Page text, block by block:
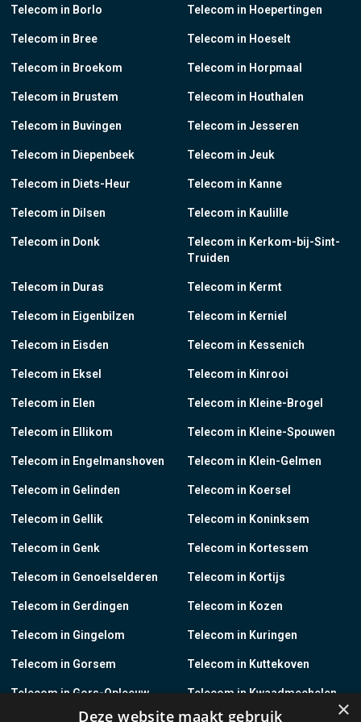
Telecom in Borlo
Telecom in Bree
Telecom in Broekom
Telecom in Brustem
Telecom in Buvingen
Telecom in Diepenbeek
Telecom in Diets-Heur
Telecom in Dilsen
Telecom in Donk
Telecom in Duras
Telecom in Eigenbilzen
Telecom in Eisden
Telecom in Eksel
Telecom in Elen
Telecom in Ellikom
Telecom in Engelmanshoven
Telecom in Gelinden
Telecom in Gellik
Telecom in Genk
Telecom in Genoelselderen
Telecom in Gerdingen
Telecom in Gingelom
Telecom in Gorsem
Telecom in Gors-Opleeuw
Telecom in Hoepertingen
Telecom in Hoeselt
Telecom in Horpmaal
Telecom in Houthalen
Telecom in Jesseren
Telecom in Jeuk
Telecom in Kanne
Telecom in Kaulille
Telecom in Kerkom-bij-Sint-
Truiden
Telecom in Kermt
Telecom in Kerniel
Telecom in Kessenich
Telecom in Kinrooi
Telecom in Kleine-Brogel
Telecom in Kleine-Spouwen
Telecom in Klein-Gelmen
Telecom in Koersel
Telecom in Koninksem
Telecom in Kortessem
Telecom in Kortijs
Telecom in Kozen
Telecom in Kuringen
Telecom in Kuttekoven
Telecom in Kwaadmechelen
×
Deze website maakt gebruik